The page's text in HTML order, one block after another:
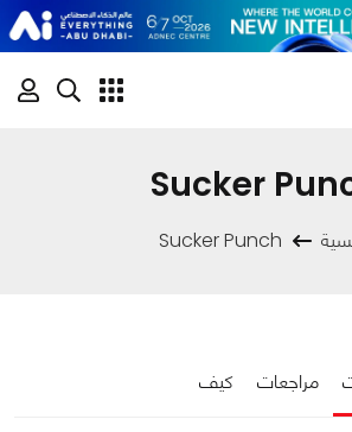
Sucker
Sucker Punch
مراجعات كيف